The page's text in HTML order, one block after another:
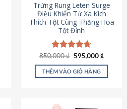
Trứng Rung Leten Surge
Điều Khiển Từ Xa Kích
Thích Tột Cùng Thăng Hoa
Tột Đỉnh
Được xếp
hạng4.69
5 sao
850,000₫ Giá
là:
850,000 ₫.
595,000₫Giá
tại
THÊM VÀO GIỎ HÀNG